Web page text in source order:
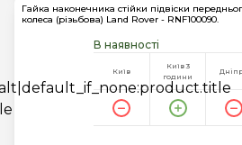
Гайка наконечника стійки підвіски
колеса (різьбова) Land Rover - RNF100090.
В наявності
Київ
Київ 3
години